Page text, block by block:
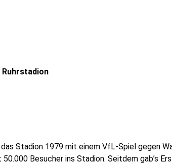
Ruhrstadion
Stadion 1979 mit einem VfL-Spiel gegen
Besucher ins Stadion. Seitdem gab’s